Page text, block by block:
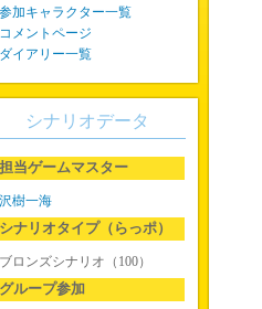
参加キャラクター一覧
コメントページ
ダイアリー一覧
シナリオデータ
担当ゲームマスター
沢樹一海
シナリオタイプ（らっポ）
ブロンズシナリオ（100）
グループ参加